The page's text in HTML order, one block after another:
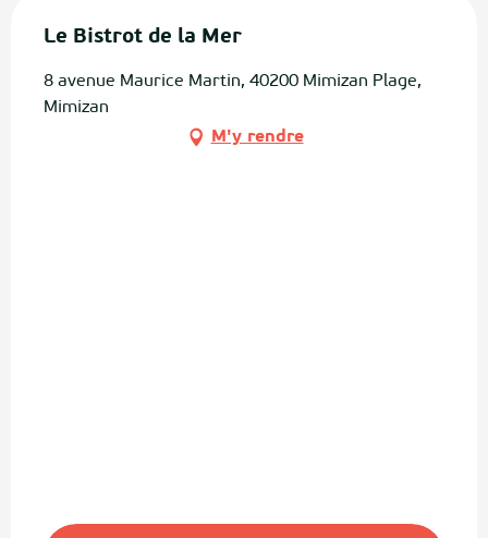
Le Bistrot de la Mer
8 avenue Maurice Martin, 40200 Mimizan Plage,
Mimizan
M'y rendre